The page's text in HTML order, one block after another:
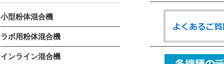
小型粉体混合機
ラボ用粉体混合機
インライン混合機